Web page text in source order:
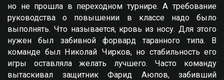
но не прошла в переходном турнире. А требование
руководства о повышении в классе надо было
выполнять. Что называется, кровь из носу. Для этого
нужен был забивной форвард таранного типа. В
команде был Николай Чирков, но стабильность его
игры оставляла желать лучшего. Часто команду
вытаскивал защитник Фарид Аюпов, забивший